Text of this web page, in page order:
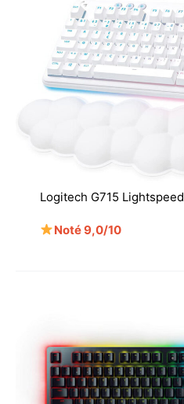
Logitech G715 Lightspeed
Noté 9,0/10